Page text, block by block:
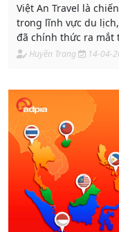
Việt An Travel là
trong lĩnh vực du
đã chính thức ra mắt
Huyền Trang 14-04-